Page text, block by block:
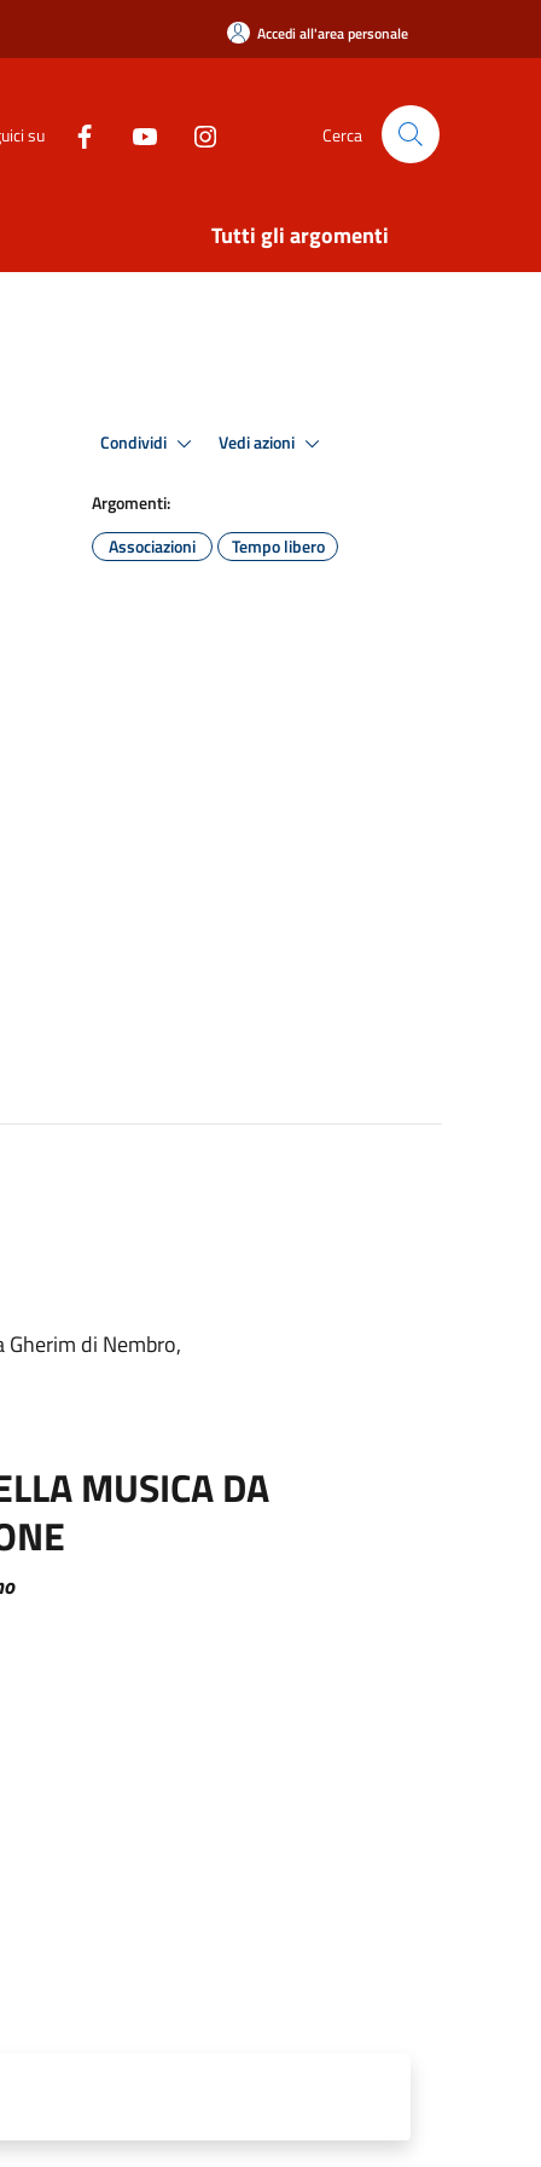
Accedi all'area personale
su Cerca
Tutti gli argomenti
Condividi Vedi azioni
Argomenti:
Associazioni
Tempo libero
di Nembro,
MUSICA DA